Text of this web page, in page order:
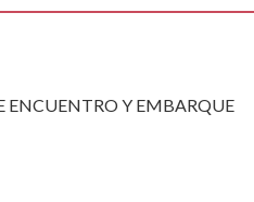
ENCUENTRO Y EMBARQUE